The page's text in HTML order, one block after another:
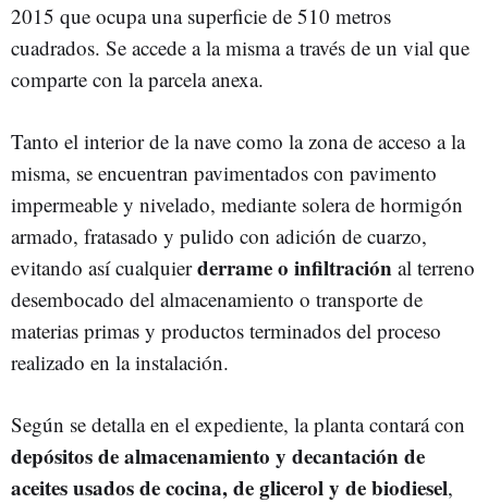
2015 que ocupa una superficie de 510 metros
cuadrados. Se accede a la misma a través de un vial que
comparte con la parcela anexa.
Tanto el interior de la nave como la zona de acceso a la
misma, se encuentran pavimentados con pavimento
impermeable y nivelado, mediante solera de hormigón
armado, fratasado y pulido con adición de cuarzo,
evitando así cualquierderrame o infiltración al terreno
desembocado del almacenamiento o transporte de
materias primas y productos terminados del proceso
realizado en la instalación.
Según se detalla en el expediente, la planta contará con
depósitos de almacenamiento y decantación de
aceites usados de cocina, de glicerol y de biodiesel,